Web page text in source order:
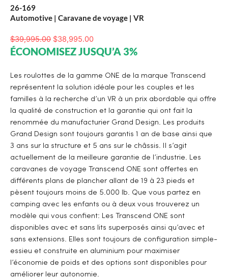
26-169
Automotive | Caravane de voyage | VR
$39,995.00 $38,995.00
ÉCONOMISEZ JUSQU’A 3%
Les roulottes de la gamme ONE de la marque Transcend
représentent la solution idéale pour les couples et les
familles à la recherche d’un VR à un prix abordable qui offre
la qualité de construction et la garantie qui ont fait la
renommée du manufacturier Grand Design. Les produits
Grand Design sont toujours garantis 1 an de base ainsi que
3 ans sur la structure et 5 ans sur le châssis. Il s’agit
actuellement de la meilleure garantie de l’industrie. Les
caravanes de voyage Transcend ONE sont offertes en
différents plans de plancher allant de 19 à 23 pieds et
pèsent toujours moins de 5.000 lb. Que vous partez en
camping avec les enfants ou à deux vous trouverez un
modèle qui vous confient: Les Transcend ONE sont
disponibles avec et sans lits superposés ainsi qu’avec et
sans extensions. Elles sont toujours de configuration simple-
essieu et construite en aluminium pour maximiser
l’économie de poids et des options sont disponibles pour
améliorer leur autonomie.